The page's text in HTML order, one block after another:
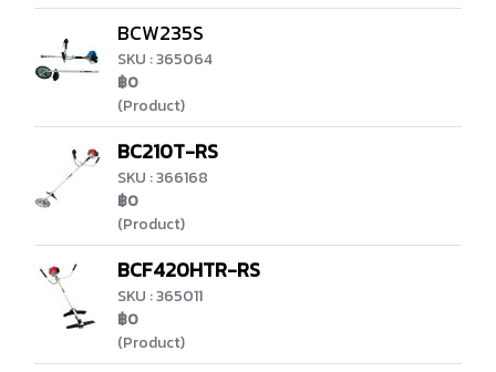
BCW235S
SKU : 365064
฿0
(Product)
BC210T-RS
SKU : 366168
฿0
(Product)
BCF420HTR-RS
SKU : 365011
฿0
(Product)